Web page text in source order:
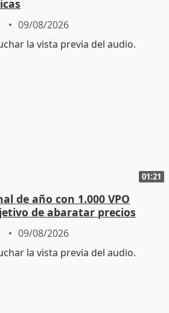
09/08/2026
01:21
de año con 1.000 VPO
de abaratar precios
09/08/2026